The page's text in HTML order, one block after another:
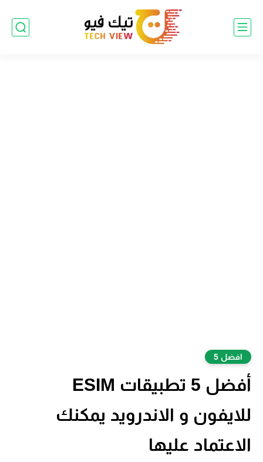
افضل 5
أفضل 5 تطبيقات ESIM
للايفون و الاندرويد يمكنك
الاعتماد عليها